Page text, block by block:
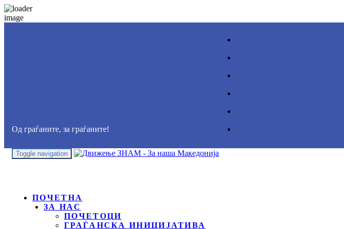
Од граѓаните, за граѓаните!
Toggle navigation
ПОЧЕТНА
ЗА НАС
ПОЧЕТОЦИ
ГРАЃАНСКА ИНИЦИЈАТИВА